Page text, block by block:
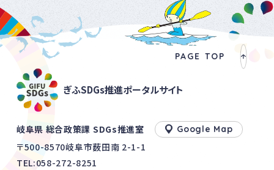
PAGE TOP
ぎふSDGs推進ポータルサイト
岐阜県 総合政策課 SDGs推進室 Google Map
〒500-8570岐阜市薮田南 2-1-1
TEL:058-272-8251